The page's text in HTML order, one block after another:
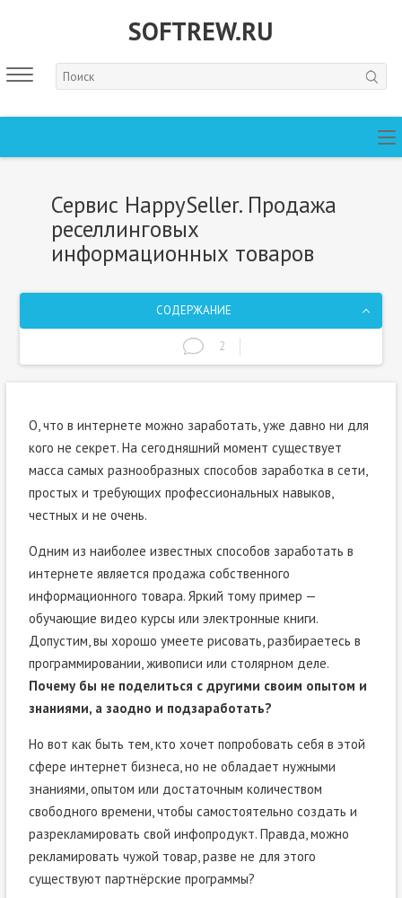
SOFTREW.RU
Сервис HappySeller. Продажа
реселлинговых
информационных товаров
СОДЕРЖАНИЕ
2
О, что в интернете можно заработать, уже давно ни для
кого не секрет. На сегодняшний момент существует
масса самых разнообразных способов заработка в сети,
простых и требующих профессиональных навыков,
честных и не очень.
Одним из наиболее известных способов заработать в
интернете является продажа собственного
информационного товара. Яркий тому пример —
обучающие видео курсы или электронные книги.
Допустим, вы хорошо умеете рисовать, разбираетесь в
программировании, живописи или столярном деле.
Почему бы не поделиться с другими своим опытом и
знаниями, а заодно и подзаработать?
Но вот как быть тем, кто хочет попробовать себя в этой
сфере интернет бизнеса, но не обладает нужными
знаниями, опытом или достаточным количеством
свободного времени, чтобы самостоятельно создать и
разрекламировать свой инфопродукт. Правда, можно
рекламировать чужой товар, разве не для этого
существуют партнёрские программы?